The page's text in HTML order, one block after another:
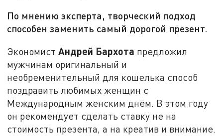
По мнению эксперта, творческий подход
способен заменить самый дорогой презент.
ЭкономистАндрей Бархота предложил
мужчинам оригинальный и
необременительный для кошелька способ
поздравить любимых женщин с
Международным женским днём. В этом году
он рекомендует сделать ставку не на
стоимость презента, а на креатив и внимание.